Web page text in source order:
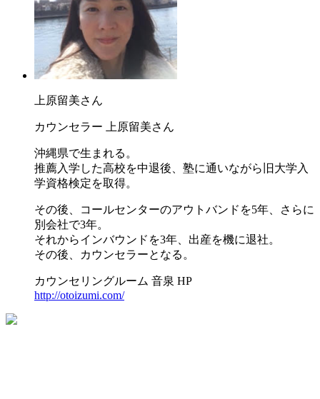
上原留美さん
カウンセラー 上原留美さん
沖縄県で生まれる。
推薦入学した高校を中退後、塾に通いながら旧大学入
学資格検定を取得。
その後、コールセンターのアウトバンドを5年、さらに
別会社で3年。
それからインバウンドを3年、出産を機に退社。
その後、カウンセラーとなる。
カウンセリングルーム 音泉 HP
http://otoizumi.com/